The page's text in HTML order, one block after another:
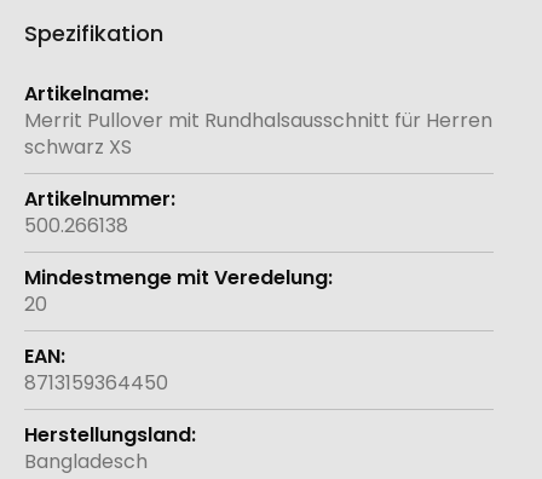
Spezifikation
Weitere
Informationen
Merrit Pullover mit Rundhalsausschnitt für Herren
schwarz XS
500.266138
20
8713159364450
Bangladesch